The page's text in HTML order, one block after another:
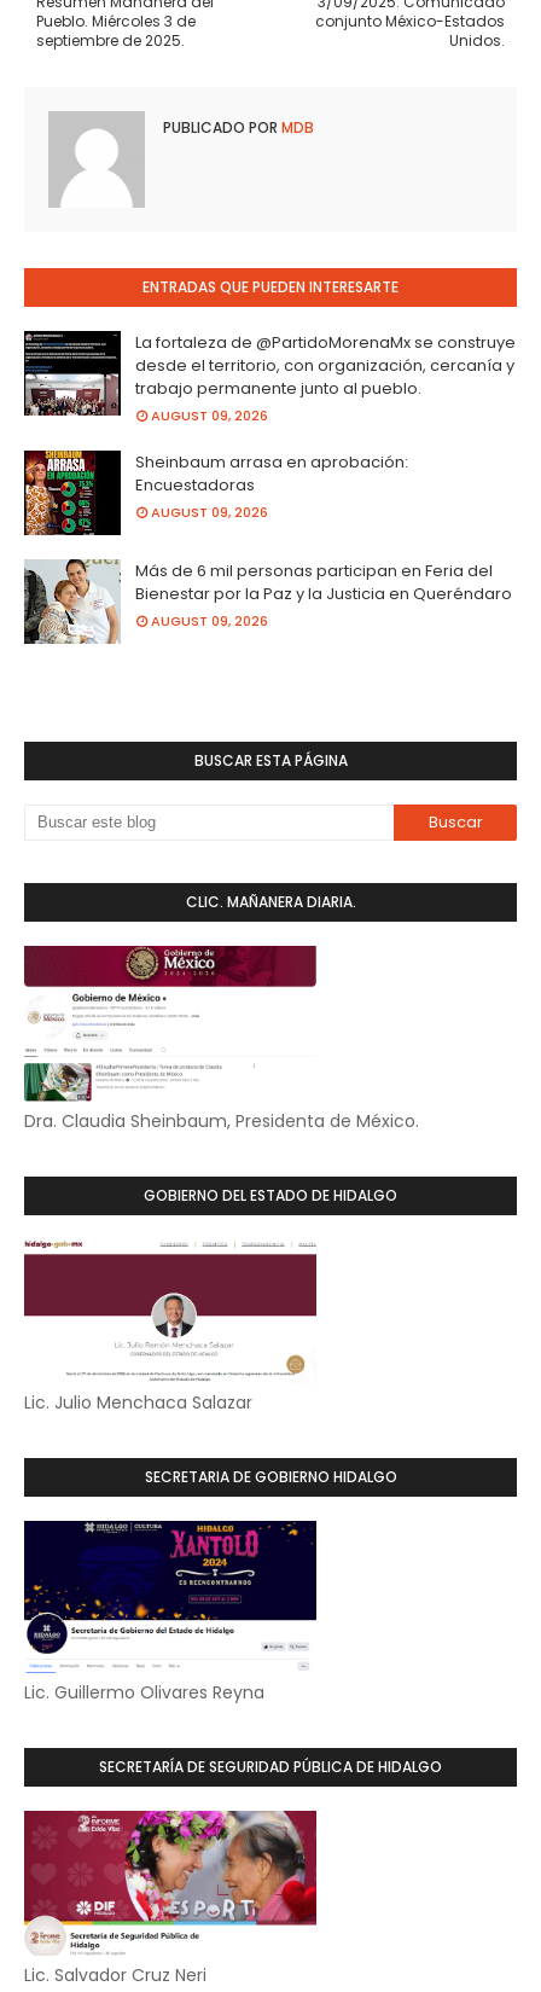
conjunto México-Estados
Unidos.
Pueblo. Miércoles 3 de
septiembre de 2025.
PUBLICADO POR MDB
ENTRADAS QUE PUEDEN INTERESARTE
La fortaleza de @PartidoMorenaMx se construye
desde el territorio, con organización, cercanía y
trabajo permanente junto al pueblo.
AUGUST 09, 2026
Sheinbaum arrasa en aprobación:
Encuestadoras
AUGUST 09, 2026
Más de 6 mil personas participan en Feria del
Bienestar por la Paz y la Justicia en Queréndaro
AUGUST 09, 2026
BUSCAR ESTA PÁGINA
CLIC. MAÑANERA DIARIA.
Dra. Claudia Sheinbaum, Presidenta de México.
GOBIERNO DEL ESTADO DE HIDALGO
Lic. Julio Menchaca Salazar
SECRETARIA DE GOBIERNO HIDALGO
Lic. Guillermo Olivares Reyna
SECRETARÍA DE SEGURIDAD PÚBLICA DE HIDALGO
Lic. Salvador Cruz Neri